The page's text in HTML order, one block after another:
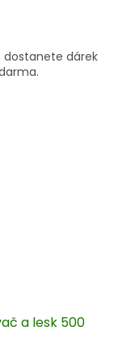
dostanete dárek
a lesk 500